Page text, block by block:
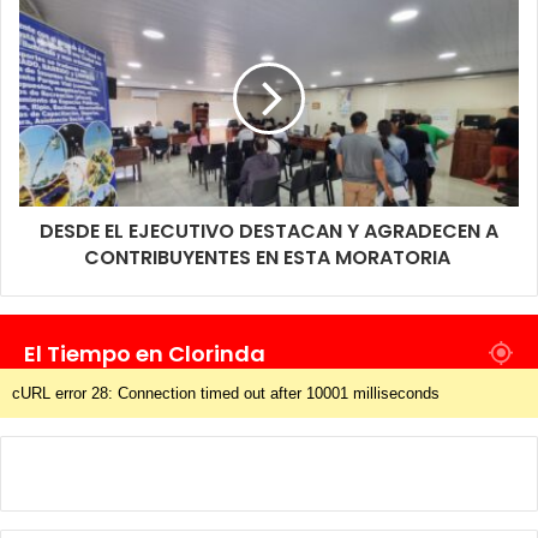
DESDE EL EJECUTIVO DESTACAN Y AGRADECEN A
CONTRIBUYENTES EN ESTA MORATORIA
El Tiempo en Clorinda
cURL error 28: Connection timed out after 10001 milliseconds